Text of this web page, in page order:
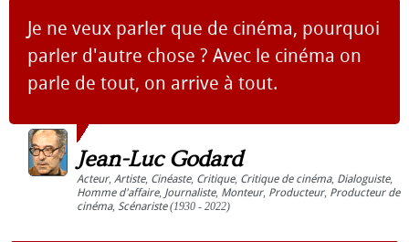
Je ne veux parler que de cinéma, pourquoi
parler d'autre chose ? Avec le cinéma on
parle de tout, on arrive à tout.
Jean-Luc Godard
Acteur, Artiste, Cinéaste, Critique, Critique de cinéma, Dialoguiste,
Homme d'affaire, Journaliste, Monteur, Producteur, Producteur de
cinéma, Scénariste(1930 - 2022)